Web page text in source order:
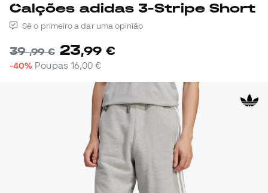
Calções adidas 3-Stripe Short
Sê o primeiro a dar uma opinião
39,99 € 23,99 €
-40% Poupas 16,00 €